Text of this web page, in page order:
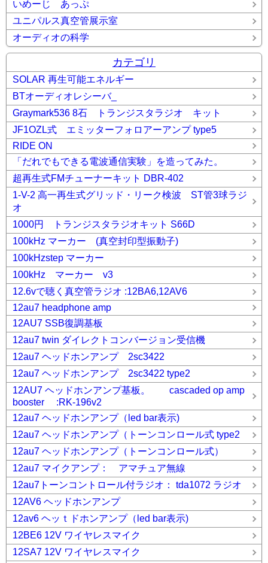
いめーじ あっぷ
ユニパルス真空管展示室
オーディオの科学
カテゴリ
SOLAR 再生可能エネルギー
BTオーディオレシーバ_
Graymark536 8石 トランジスタラジオ キット
JF1OZL式 エミッターフォロアーアンプ type5
RIDE ON
「だれでもできる電波通信実験」を造ってみた。
超再生式FMチューナーキット DBR-402
1-V-2 高一再生式グリッド・リーク検波 ST管3球ラジ
オ
1000円 トランジスタラジオキット S66D
100kHz マーカー (真空封印型振動子)
100kHzstep マーカー
100kHz マーカー v3
12.6vで聴く真空管ラジオ :12BA6,12AV6
12au7 headphone amp
12AU7 SSB復調基板
12au7 twin ダイレクトコンバージョン受信機
12au7 ヘッドホンアンプ 2sc3422
12au7 ヘッドホンアンプ 2sc3422 type2
12AU7 ヘッドホンアンプ基板。 cascaded op amp
booster :RK-196v2
12au7 ヘッドホンアンプ（led bar表示)
12au7 ヘッドホンアンプ（トーンコンロール式 type2
12au7 ヘッドホンアンプ（トーンコンロール式）
12au7 マイクアンプ： アマチュア無線
12au7トーンコントロール付ラジオ： tda1072 ラジオ
12AV6 ヘッドホンアンプ
12av6 ヘッｔドホンアンプ（led bar表示)
12BE6 12V ワイヤレスマイク
12SA7 12V ワイヤレスマイク